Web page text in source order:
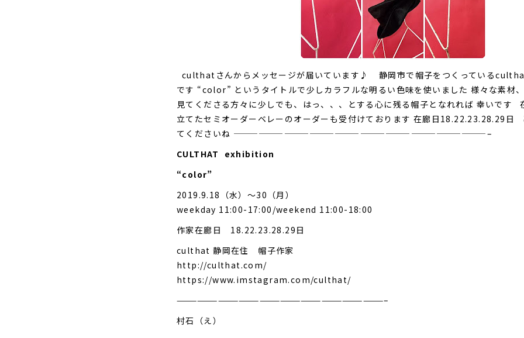
culthatさんからメッセージが届いています♪ 静岡市で帽子をつくっているculthat
です “color” というタイトルで少しカラフルな明るい色味を使いました 様々な素材
見てくださる方々に少しでも、はっ、、、とする心に残る帽子となれれば 幸いです
立てたセミオーダーベレーのオーダーも受付けております 在廊日18.22.23.28.29日
てくださいね ——————————————————————————————–
CULTHAT exhibition
“color”
2019.9.18（水）～30（月）
weekday 11:00-17:00/weekend 11:00-18:00
作家在廊日 18.22.23.28.29日
culthat 静岡在住 帽子作家
http://culthat.com/
https://www.imstagram.com/culthat/
——————————————————————————————–
村石（え）